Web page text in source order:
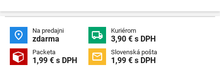
 Na predajni
zdarma  Kuriérom
3,90 € s DPH
 Packeta
1,99 € s DPH  Slovenská pošta
1,99 € s DPH